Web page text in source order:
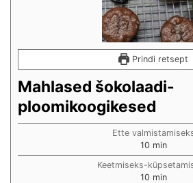
Prindi retsept
Mahlased šokolaadi-
ploomikoogikesed
Ette
10min
min
Keetmiseks-
10min
min